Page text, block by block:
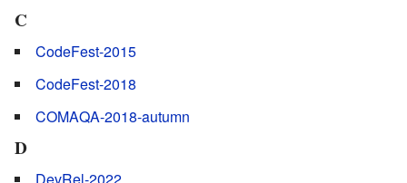
C
CodeFest-2015
CodeFest-2018
COMAQA-2018-autumn
D
DevRel-2022